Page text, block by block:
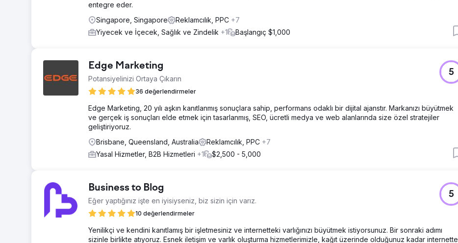
entegre eder.
Singapore, Singapore
Reklamcılık, PPC +7
Yiyecek ve İçecek, Sağlık ve Zindelik +1 Başlangıç $1,000
Edge Marketing
Potansiyelinizi Ortaya Çıkarın
36 değerlendirmeler
5
Edge Marketing, 20 yılı aşkın kanıtlanmış sonuçlara sahip, performans odaklı bir dijital ajanstır. Markanızı büyütmek
ve gerçek iş sonuçları elde etmek için tasarlanmış, SEO, ücretli medya ve web alanlarında size özel stratejiler
geliştiriyoruz.
Brisbane, Queensland, Australia
Reklamcılık, PPC +7
Yasal Hizmetler, B2B Hizmetleri +1 $2,500 - 5,000
Business to Blog
Eğer yaptığınız işte en iyisiyseniz, biz sizin için varız.
10 değerlendirmeler
5
Yenilikçi ve kendini kanıtlamış bir işletmesiniz ve internetteki varlığınızı büyütmek istiyorsunuz. Bir sonraki adımı
sizinle birlikte atıyoruz. Esnek iletişim ve varlık oluşturma hizmetlerimizle, kağıt üzerinde olduğunuz kadar internette